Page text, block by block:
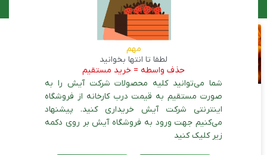
مهم
لطفا تا انتها بخوانید
حذف واسطه = خرید مستقیم
شما می‌توانید کلیه محصولات شرکت آیش را به
صورت مستقیم به قیمت درب کارخانه از فروشگاه
اینترنتی شرکت آیش خریداری کنید. پیشنهاد
می‌کنیم جهت ورود به فروشگاه آیش بر روی دکمه
زیر کلیک کنید
کشت کدو | کاشت 0 تا